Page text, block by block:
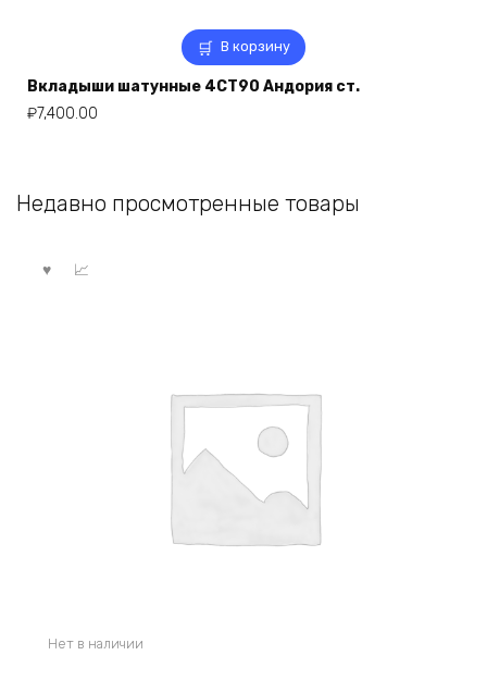
В корзину
Вкладыши шатунные 4СТ90 Андория ст.
₽7,400.00
Недавно просмотренные товары
Нет в наличии